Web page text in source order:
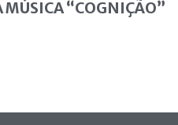
“COGNIÇÃO”